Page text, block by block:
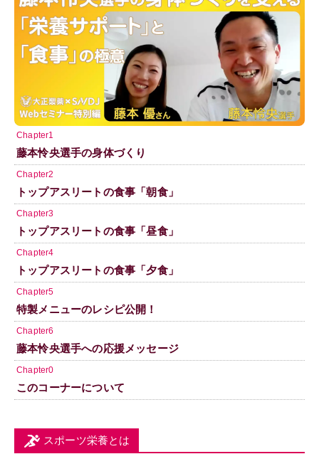
Chapter1
藤本怜央選手の身体づくり
Chapter2
トップアスリートの食事「朝食」
Chapter3
トップアスリートの食事「昼食」
Chapter4
トップアスリートの食事「夕食」
Chapter5
特製メニューのレシピ公開！
Chapter6
藤本怜央選手への応援メッセージ
Chapter0
このコーナーについて
スポーツ栄養とは